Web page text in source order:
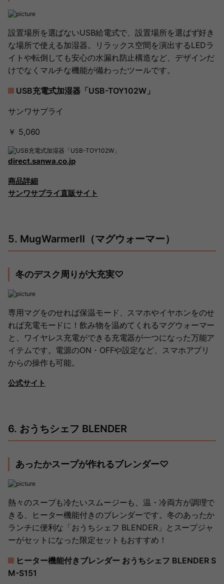
設置場所を選ばないUSB給電式で、設置場所を選ばず好き
な場所で使える加湿器。リラックス空間を演出するLEDラ
イトや転倒しても安心の水漏れ防止構造など、デザインだ
けでなくマルチな機能が備わったツールです。
USB充電式加湿器「USB-TOY102W」
サンワサプライ
￥ 5,060
direct.sanwa.co.jp
商品詳細
サンワサプライ直販サイト
5. MugWarmerⅡ（マグウォーマー）
冬のデスク周りが大充実♡
専用マグをのせれば保温モード、スマホやイヤホンをのせ
れば充電モードに！飲み物を温めてくれるマグウォーマー
と、ワイヤレス充電ができる充電器が一つになった万能ア
イテムです。電源のON・OFFや設定など、スマホアプリ
からの操作も可能。
公式サイト
6. おうちシェフ BLENDER
あったかスープが作れるブレンダー♡
熱々のスープも冷たいスムージーも、温・冷両方が調理で
きる、ヒーター機能付きのブレンダーです。冬のあったか
ランチに便利な「おうちシェフ BLENDER」とスープジャ
ーがセットになった限定セットもおすすめ！
ヒーター機能付きブレンダー おうちシェフ BLENDER S
M-S151